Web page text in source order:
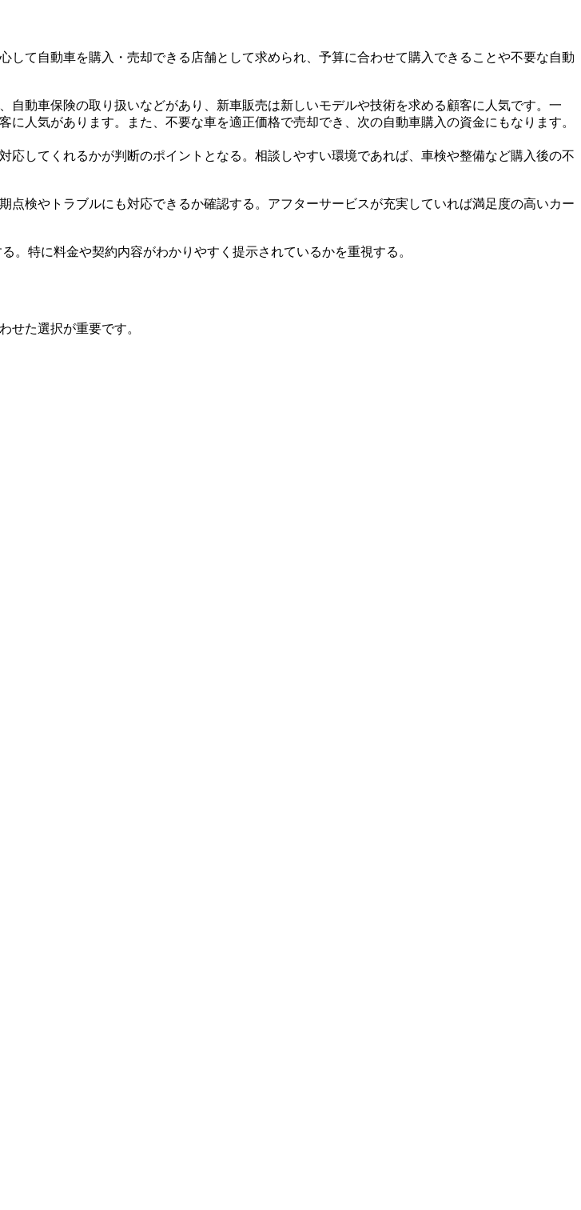
て自動車を購入・売却できる店舗として求められ、予算に合わせて購入できることや不要な自動
動車保険の取り扱いなどがあり、新車販売は新しいモデルや技術を求める顧客に人気です。一
人気があります。また、不要な車を適正価格で売却でき、次の自動車購入の資金にもなります。
してくれるかが判断のポイントとなる。相談しやすい環境であれば、車検や整備など購入後の不
検やトラブルにも対応できるか確認する。アフターサービスが充実していれば満足度の高いカー
特に料金や契約内容がわかりやすく提示されているかを重視する。
せた選択が重要です。